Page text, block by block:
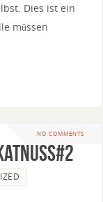
Dies ist ein
müssen
NO COMMENTS